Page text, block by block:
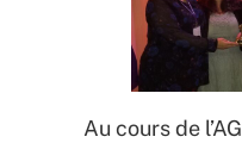
Au cours de